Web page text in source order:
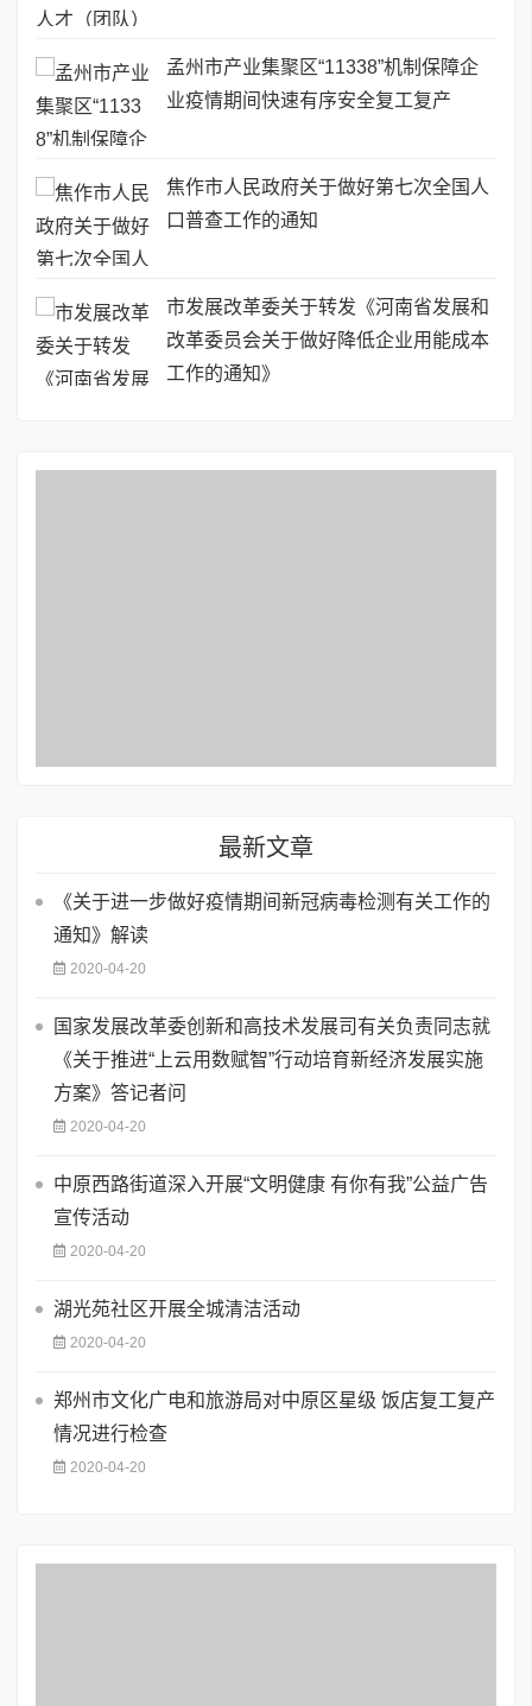
孟州市产业集聚区“11338”机制保障企
业疫情期间快速有序安全复工复产
焦作市人民政府关于做好第七次全国人
口普查工作的通知
市发展改革委关于转发《河南省发展和
改革委员会关于做好降低企业用能成本
工作的通知》
最新文章
《关于进一步做好疫情期间新冠病毒检测有关工作的
通知》解读
2020-04-20
国家发展改革委创新和高技术发展司有关负责同志就
《关于推进“上云用数赋智”行动培育新经济发展实施
方案》答记者问
2020-04-20
中原西路街道深入开展“文明健康 有你有我”公益广告
宣传活动
2020-04-20
湖光苑社区开展全城清洁活动
2020-04-20
郑州市文化广电和旅游局对中原区星级 饭店复工复产
情况进行检查
2020-04-20